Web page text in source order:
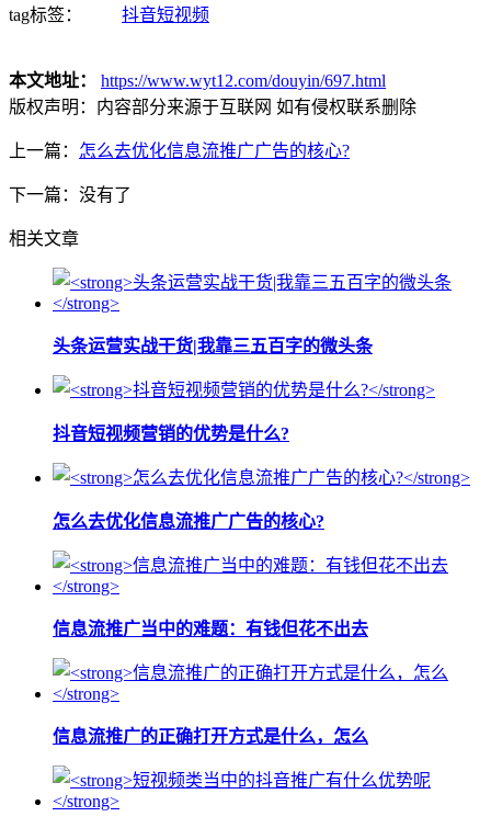
tag标签： 抖音短视频
本文地址：
https://www.wyt12.com/douyin/697.html
版权声明： 内容部分来源于互联网 如有侵权联系删除
上一篇： 怎么去优化信息流推广广告的核心?
下一篇：没有了
相关文章
头条运营实战干货|我靠三五百字的微头条
抖音短视频营销的优势是什么?
怎么去优化信息流推广广告的核心?
信息流推广当中的难题：有钱但花不出去
信息流推广的正确打开方式是什么，怎么